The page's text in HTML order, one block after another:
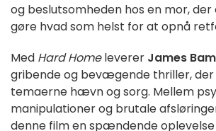
og beslutsomheden hos en mor,
gøre hvad som helst for at opnå
Med Hard Homeleverer James
gribende og bevægende thriller,
temaerne hævn og sorg. Mellem
manipulationer og brutale
denne film en spændende